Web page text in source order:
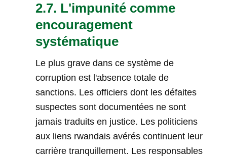
2.7. L'impunité comme
encouragement
systématique
Le plus grave dans ce système de
corruption est l'absence totale de
sanctions. Les officiers dont les défaites
suspectes sont documentées ne sont
jamais traduits en justice. Les politiciens
aux liens rwandais avérés continuent leur
carrière tranquillement. Les responsables